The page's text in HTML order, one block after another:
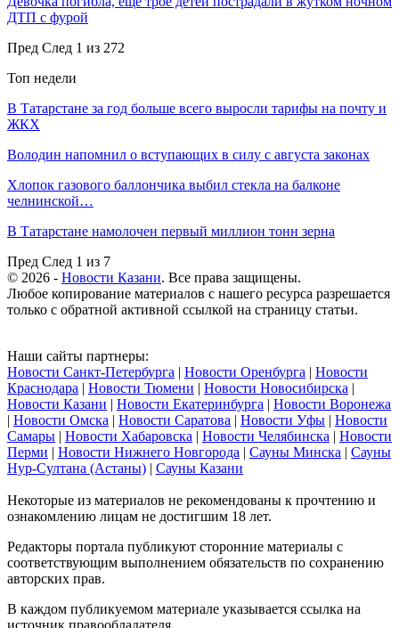
ДТП с фурой
Пред След 1 из 272
Топ недели
В Татарстане за год больше всего выросли тарифы на почту и
ЖКХ
Володин напомнил о вступающих в силу с августа законах
Хлопок газового баллончика выбил стекла на балконе
челнинской…
В Татарстане намолочен первый миллион тонн зерна
Пред След 1 из 7
© 2026 - Новости Казани. Все права защищены.
Любое копирование материалов с нашего ресурса разрешается
только с обратной активной ссылкой на страницу статьи.
Наши сайты партнеры:
Новости Санкт-Петербурга | Новости Оренбурга | Новости
Краснодара | Новости Тюмени | Новости Новосибирска |
Новости Казани | Новости Екатеринбурга | Новости Воронежа
| Новости Омска | Новости Саратова | Новости Уфы | Новости
Самары | Новости Хабаровска | Новости Челябинска | Новости
Перми | Новости Нижнего Новгорода | Сауны Минска | Сауны
Нур-Султана (Астаны) | Сауны Казани
Некоторые из материалов не рекомендованы к прочтению и
ознакомлению лицам не достигшим 18 лет.
Редакторы портала публикуют сторонние материалы с
соответствующим выполнением обязательств по сохранению
авторских прав.
В каждом публикуемом материале указывается ссылка на
источник правообладателя.